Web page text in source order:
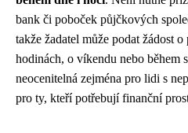
bank či poboček půjčkových
takže žadatel může podat žádost
hodinách, o víkendu nebo během
neocenitelná zejména pro lidi s
pro ty, kteří potřebují finanční